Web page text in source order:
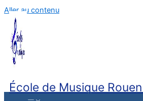
Aller au contenu
École de Musique